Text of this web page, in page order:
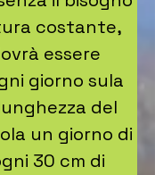
costante,
essere
giorno sula
del
un giorno di
30 cm di